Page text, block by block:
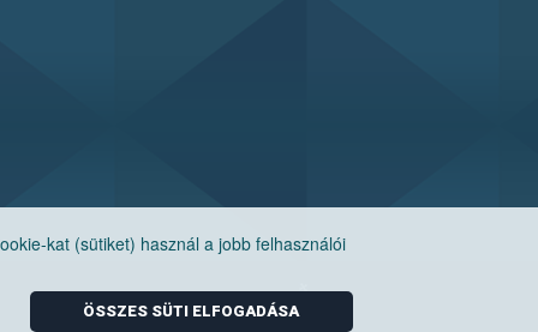
kat (sütiket) használ a jobb felhasználói
ÖSSZES SÜTI ELFOGADÁSA